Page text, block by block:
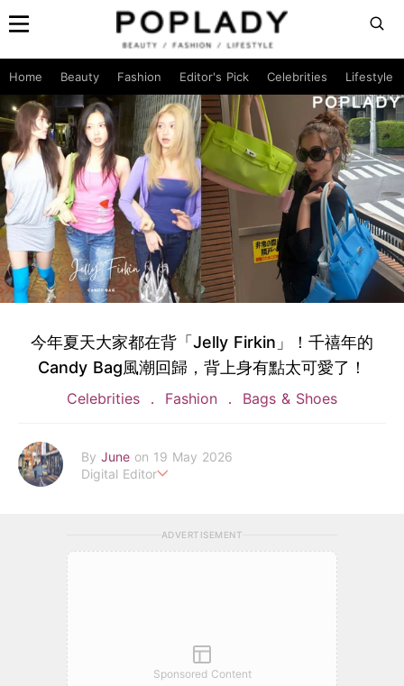
Home Beauty Fashion Editor's Pick Celebrities Lifestyle
今年夏天大家都在背「Jelly Firkin」！千禧年的
Candy Bag風潮回歸，背上身有點太可愛了！
Celebrities Fashion Bags & Shoes
By June on 19 May 2026
Digital Editor
june.huang@poplady-mag.comADVERTISEMENT
Sponsored Content